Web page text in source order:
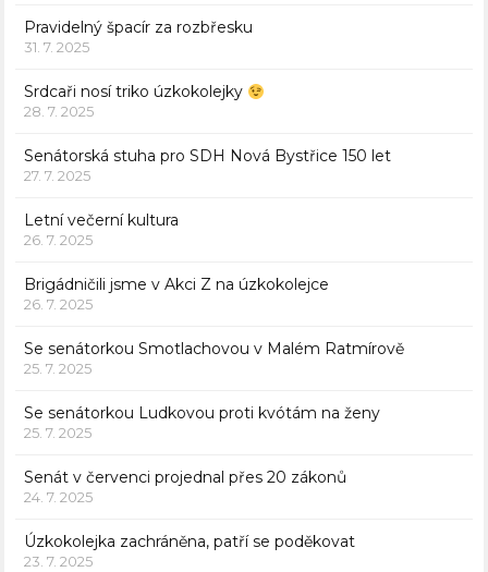
Pravidelný špacír za rozbřesku
31. 7. 2025
Srdcaři nosí triko úzkokolejky
28. 7. 2025
Senátorská stuha pro SDH Nová Bystřice 150 let
27. 7. 2025
Letní večerní kultura
26. 7. 2025
Brigádničili jsme v Akci Z na úzkokolejce
26. 7. 2025
Se senátorkou Smotlachovou v Malém Ratmírově
25. 7. 2025
Se senátorkou Ludkovou proti kvótám na ženy
25. 7. 2025
Senát v červenci projednal přes 20 zákonů
24. 7. 2025
Úzkokolejka zachráněna, patří se poděkovat
23. 7. 2025